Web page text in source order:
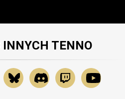
INNYCH TENNO